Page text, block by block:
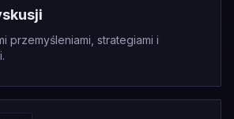
przemyśleniami, strategiami i